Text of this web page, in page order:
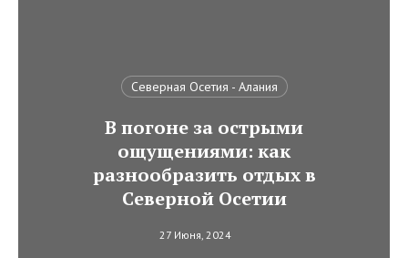
Северная Осетия - Алания
В погоне за острыми
ощущениями: как
разнообразить отдых в
Северной Осетии
27 Июня, 2024